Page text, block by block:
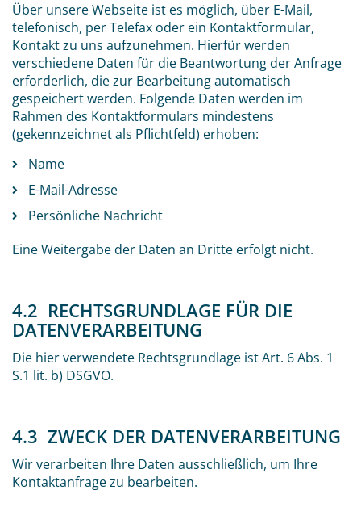
Über unsere Webseite ist es möglich, über E-Mail,
telefonisch, per Telefax oder ein Kontaktformular,
Kontakt zu uns aufzunehmen. Hierfür werden
verschiedene Daten für die Beantwortung der Anfrage
erforderlich, die zur Bearbeitung automatisch
gespeichert werden. Folgende Daten werden im
Rahmen des Kontaktformulars mindestens
(gekennzeichnet als Pflichtfeld) erhoben:
Name
E-Mail-Adresse
Persönliche Nachricht
Eine Weitergabe der Daten an Dritte erfolgt nicht.
4.2 RECHTSGRUNDLAGE FÜR DIE
DATENVERARBEITUNG
Die hier verwendete Rechtsgrundlage ist Art. 6 Abs. 1
S.1 lit. b) DSGVO.
4.3 ZWECK DER DATENVERARBEITUNG
Wir verarbeiten Ihre Daten ausschließlich, um Ihre
Kontaktanfrage zu bearbeiten.